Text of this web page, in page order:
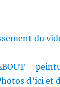
du
–
d’ici et